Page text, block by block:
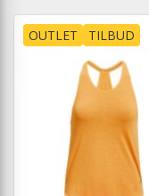
OUTLET TILBUD